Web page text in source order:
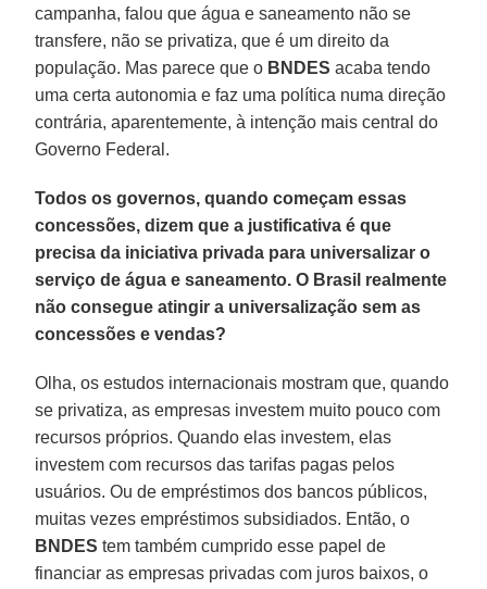
campanha, falou que água e saneamento não se
transfere, não se privatiza, que é um direito da
população. Mas parece que o BNDES acaba tendo
uma certa autonomia e faz uma política numa direção
contrária, aparentemente, à intenção mais central do
Governo Federal.
Todos os governos, quando começam essas
concessões, dizem que a justificativa é que
precisa da iniciativa privada para universalizar o
serviço de água e saneamento. O Brasil realmente
não consegue atingir a universalização sem as
concessões e vendas?
Olha, os estudos internacionais mostram que, quando
se privatiza, as empresas investem muito pouco com
recursos próprios. Quando elas investem, elas
investem com recursos das tarifas pagas pelos
usuários. Ou de empréstimos dos bancos públicos,
muitas vezes empréstimos subsidiados. Então, o
BNDES tem também cumprido esse papel de
financiar as empresas privadas com juros baixos, o